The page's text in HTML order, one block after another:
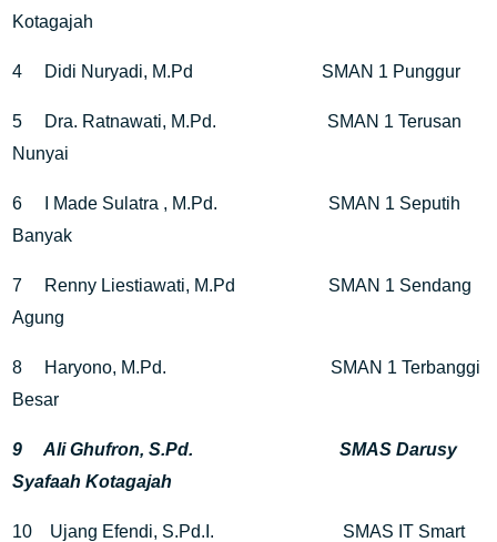
Kotagajah
4 Didi Nuryadi, M.Pd SMAN 1 Punggur
5 Dra. Ratnawati, M.Pd.
SMAN 1 Terusan
Nunyai
6 I Made Sulatra , M.Pd.
SMAN 1 Seputih
Banyak
7 Renny Liestiawati, M.Pd
SMAN 1 Sendang
Agung
8 Haryono, M.Pd.
SMAN 1 Terbanggi
Besar
9 Ali Ghufron, S.Pd.
SMAS Darusy
Syafaah Kotagajah
10 Ujang Efendi, S.Pd.I.
SMAS IT Smart